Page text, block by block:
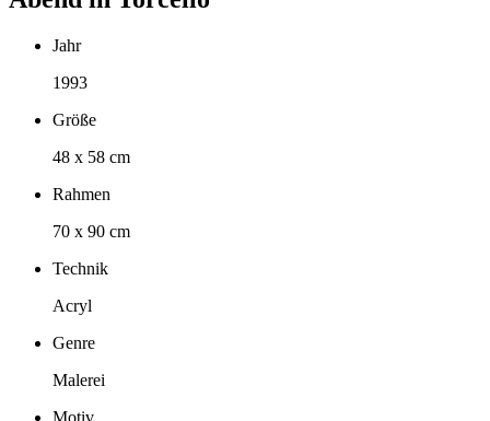
Jahr
1993
Größe
48 x 58 cm
Rahmen
70 x 90 cm
Technik
Acryl
Genre
Malerei
Motiv